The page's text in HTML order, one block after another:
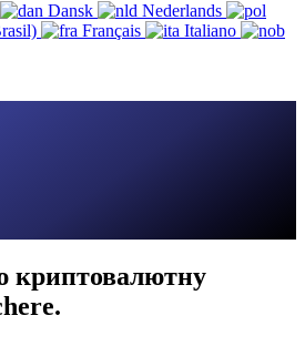
Dansk
Nederlands
Français
Italiano
криптовалютну